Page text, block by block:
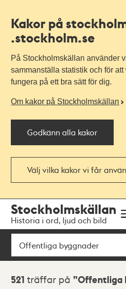
Kakor på
.stockholm.se
På Stockholmskällan använder
sammanställa statistik och för
fungera på ett bra sätt för dig.
Om kakor på Stockholmskällan
Godkänn alla kakor
Välj vilka kakor vi får
navigationen
huvudinnehållet
Stockholmskällan
Historia i ord, ljud och bild
Sök
Sökresultat
521 träffar på Offentliga